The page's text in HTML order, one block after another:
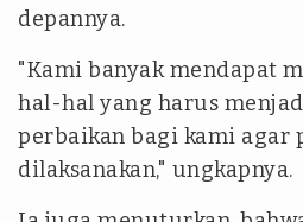
depannya.
"Kami banyak mendapat
hal-hal yang harus
perbaikan bagi kami agar
dilaksanakan," ungkapnya.